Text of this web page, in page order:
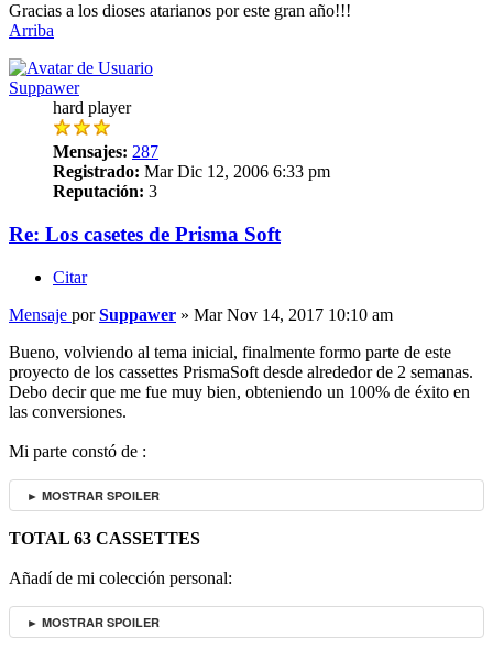
Gracias a los dioses atarianos por este gran año!!!
Arriba
Suppawer
hard player
Mensajes: 287
Registrado: Mar Dic 12, 2006 6:33 pm
Reputación: 3
Re: Los casetes de Prisma Soft
Citar
Mensaje porSuppawer » Mar Nov 14, 2017 10:10 am
Bueno, volviendo al tema inicial, finalmente formo parte de este
proyecto de los cassettes PrismaSoft desde alrededor de 2 semanas.
Debo decir que me fue muy bien, obteniendo un 100% de éxito en
las conversiones.
Mi parte constó de :
► MOSTRAR SPOILER
TOTAL 63 CASSETTES
Añadí de mi colección personal:
► MOSTRAR SPOILER